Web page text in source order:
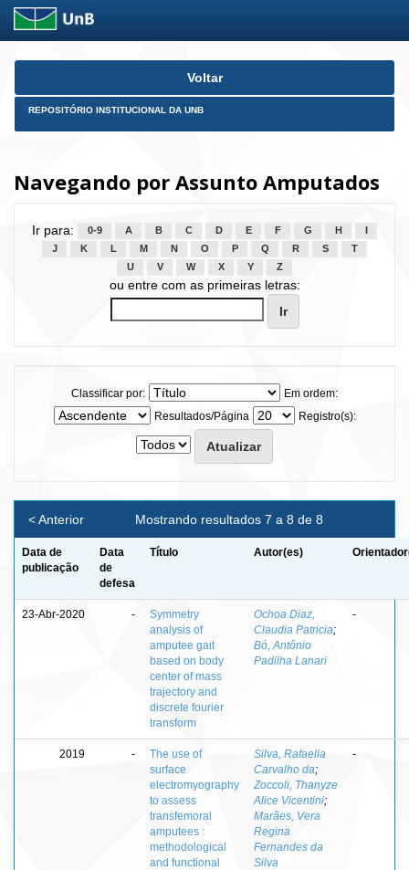
Skip
Voltar
REPOSITÓRIO INSTITUCIONAL DA UNB
Navegando por Assunto Amputados
Ir para: 0-9 A B C D E F G H
J
K L M N O P Q R S
T
U
V W X Y Z
ou entre com as primeiras letras:
Classificar por:
Em ordem:
Resultados/Página
Registro(s):
Mostrando resultados 7 a 8 de 8
< Anterior
Data de
publicação
Data
de
defesa
Título Autor(es)
23-Abr-2020 -
Symmetry
analysis of
amputee gait
based on body
center of mass
trajectory and
discrete fourier
transform
Ochoa Diaz,
Claudia Patricia;
Bó, Antônio
Padilha Lanari
-
2019 -
The use of
surface
electromyography
to assess
transfemoral
amputees :
methodological
and functional
Silva, Rafaella
Carvalho da;
Zoccoli, Thanyze
Alice Vicentini;
Marães, Vera
Regina
Fernandes da
Silva
-